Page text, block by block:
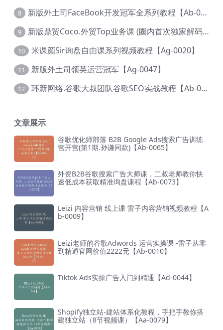
8 新版外土司FaceBook开发冠军全系列教程【Ab-0021】
9 新版鼎贸Coco.外贸Top业务课 (圈内首次独家解码|460节课)【Ag-0091】
10 米课颜Sir询盘自由课系列视频教程【Ag-0020】
11 新版外土司领英运营冠军【Ag-0047】
12 环新网络.谷歌大叔团队谷歌SEO实战教程【Ab-0024】
文章展示
谷歌优化师部落 B2B Google Ads搜索广告训练
营开营(第1期.孙谦同款)【Ab-0065】
外资B2B谷歌搜索广告大师课，二叔老师教你快
速低成本获取精准询盘课程【Ab-0073】
Leizi 内容营销 线上课 雷子内容营销视频教程【A
b-0009】
Leizi老师的谷歌Adwords 运营实操课 -雷子从零
到精通官网价值2222元【Ab-0010】
Tiktok Ads实操广告入门到精通【Ad-0044】
Shopify独立站-建站体系化教程，手把手教你搭
建独立站（8节视频课）【Aa-0079】